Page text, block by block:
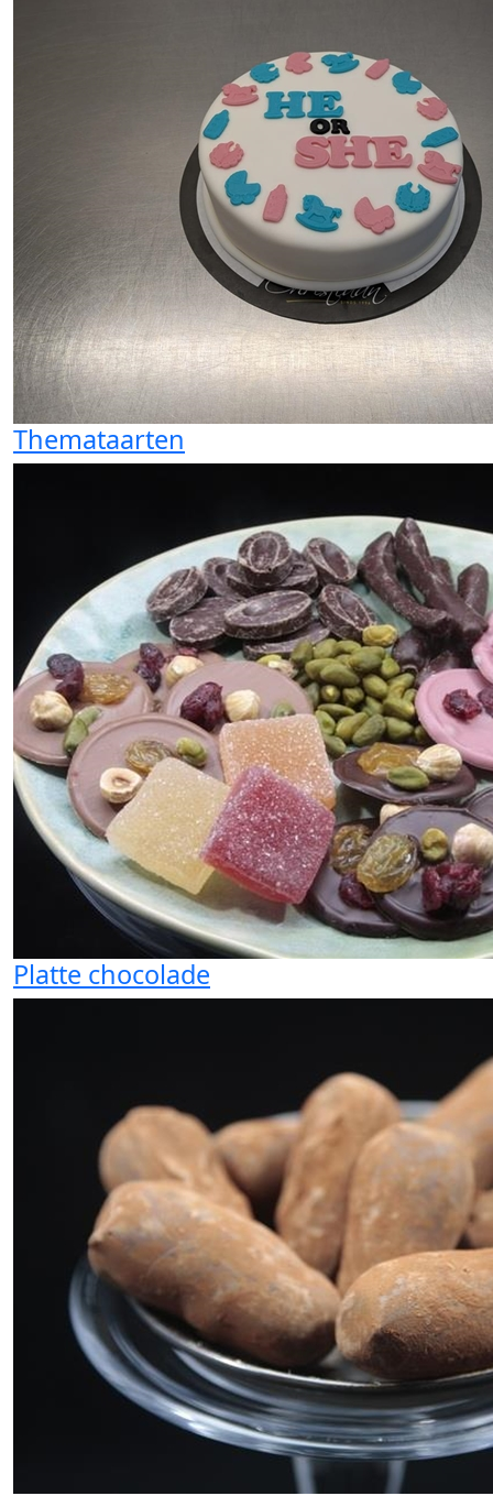
Themataarten
Platte chocolade